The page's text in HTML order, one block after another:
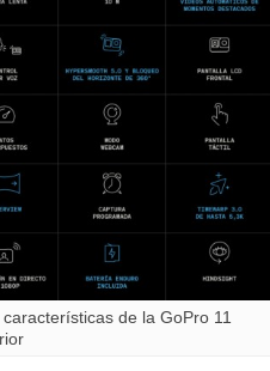
de la GoPro 11